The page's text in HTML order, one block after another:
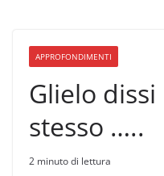
APPROFONDIMENTI
Glielo
stesso …..
2 minuto di lettura